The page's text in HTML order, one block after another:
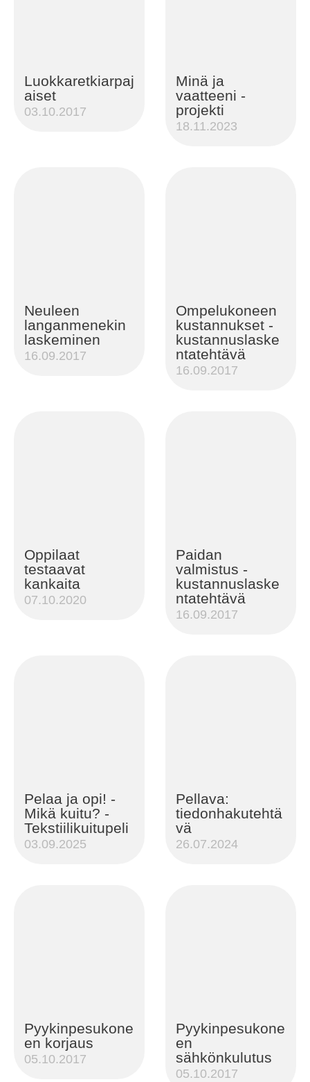
Luokkaretkiarpaj
aiset
03.10.2017
Minä ja
vaatteeni -
projekti
18.11.2023
Neuleen
langanmenekin
laskeminen
16.09.2017
Ompelukoneen
kustannukset -
kustannuslaske
ntatehtävä
16.09.2017
Oppilaat
testaavat
kankaita
07.10.2020
Paidan
valmistus -
kustannuslaske
ntatehtävä
16.09.2017
Pelaa ja opi! -
Mikä kuitu? -
Tekstiilikuitupeli
03.09.2025
Pellava:
tiedonhakutehtä
vä
26.07.2024
Pyykinpesukone
en korjaus
05.10.2017
Pyykinpesukone
en
sähkönkulutus
05.10.2017